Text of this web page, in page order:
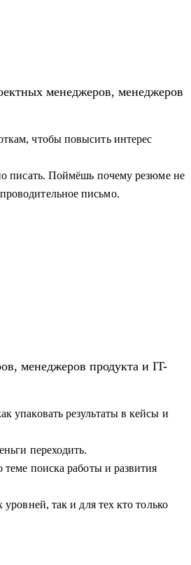
достижения
кейс
проектным менеджерам
менеджеров, менеджеров
чтобы повысить интерес
писать. Поймёшь почему резюме не
письмо.
менеджеров продукта и IT-
упаковать результаты в кейсы и
переходить.
поиска работы и развития
так и для тех кто только